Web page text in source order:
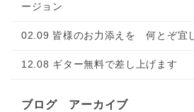
ージョン
02.09 皆様のお力添えを 何とぞ宜
12.08 ギター無料で差し上げます
ブログ アーカイブ